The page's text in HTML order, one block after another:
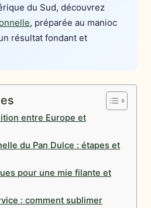
du Sud, découvrez
, préparée au manioc
résultat fondant et
entre Europe et
du Pan Dulce : étapes et
pour une mie filante et
: comment sublimer